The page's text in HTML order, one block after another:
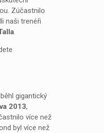
Zúčastnilo
naši trenéři
.
gigantický
2013,
více než
byl více než